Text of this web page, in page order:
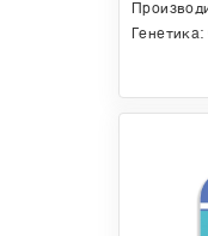
Генетика: